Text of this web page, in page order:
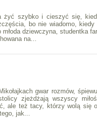
żyć szybko i cieszyć się,
bo nie wiadomo,
młoda dziewczyna, studentka
na...
gwar rozmów,
zjeżdżają wszyscy
ale też tacy, którzy wolą się
jak...